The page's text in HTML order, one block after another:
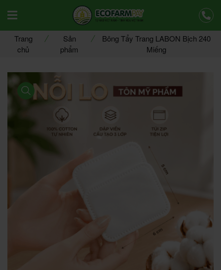
Offcanvas Menu Mobile Open
Trang
chủ
Sản
phẩm
Bông Tẩy Trang LABON Bịch 240
Miếng
product view